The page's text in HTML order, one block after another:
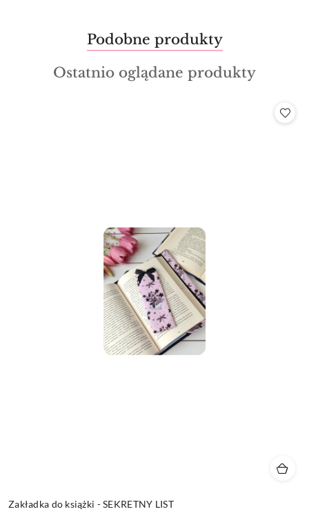
Pomiń karuzelę produktów
Produkty
o
statusie:
Podobne produkty
Produkty
Ostatnio oglądane produkty
Zakładka do książki - SEKRETNY LIST